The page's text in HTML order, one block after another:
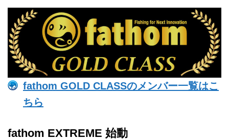
fathom GOLD CLASSのメンバー一覧はこ
ちら
fathom EXTREME 始動